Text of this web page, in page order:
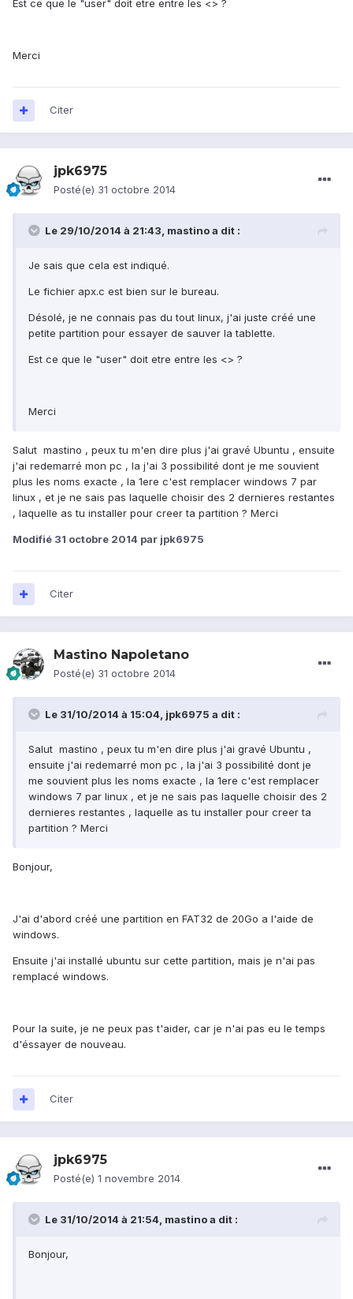
Est ce que le "user" doit etre entre les <> ?
Merci
Citer
jpk6975
Posté(e) 31 octobre 2014
Le 29/10/2014 à 21:43, mastino a dit :
Je sais que cela est indiqué.
Le fichier apx.c est bien sur le bureau.
Désolé, je ne connais pas du tout linux, j'ai juste créé une
petite partition pour essayer de sauver la tablette.
Est ce que le "user" doit etre entre les <> ?
Merci
Salut mastino , peux tu m'en dire plus j'ai gravé Ubuntu , ensuite
j'ai redemarré mon pc , la j'ai 3 possibilité dont je me souvient
plus les noms exacte , la 1ere c'est remplacer windows 7 par
linux , et je ne sais pas laquelle choisir des 2 dernieres restantes
, laquelle as tu installer pour creer ta partition ? Merci
Modifié 31 octobre 2014 par jpk6975
Citer
Mastino Napoletano
Posté(e) 31 octobre 2014
Le 31/10/2014 à 15:04, jpk6975 a dit :
Salut mastino , peux tu m'en dire plus j'ai gravé Ubuntu ,
ensuite j'ai redemarré mon pc , la j'ai 3 possibilité dont je
me souvient plus les noms exacte , la 1ere c'est remplacer
windows 7 par linux , et je ne sais pas laquelle choisir des 2
dernieres restantes , laquelle as tu installer pour creer ta
partition ? Merci
Bonjour,
J'ai d'abord créé une partition en FAT32 de 20Go a l'aide de
windows.
Ensuite j'ai installé ubuntu sur cette partition, mais je n'ai pas
remplacé windows.
Pour la suite, je ne peux pas t'aider, car je n'ai pas eu le temps
d'éssayer de nouveau.
Citer
jpk6975
Posté(e) 1 novembre 2014
Le 31/10/2014 à 21:54, mastino a dit :
Bonjour,